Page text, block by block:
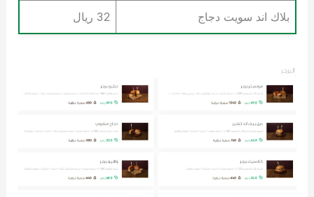
بلاك اند سويت دجاج 32 ريال